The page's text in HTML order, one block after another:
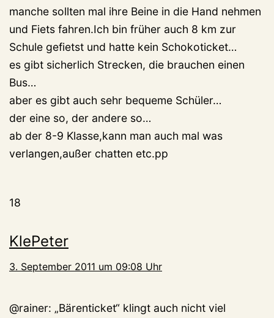
manche sollten mal ihre Beine in die Hand nehmen
und Fiets fahren.Ich bin früher auch 8 km zur
Schule gefietst und hatte kein Schokoticket…
es gibt sicherlich Strecken, die brauchen einen
Bus…
aber es gibt auch sehr bequeme Schüler…
der eine so, der andere so…
ab der 8-9 Klasse,kann man auch mal was
verlangen,außer chatten etc.pp
18
KlePeter
3. September 2011 um 09:08 Uhr
@rainer: „Bärenticket“ klingt auch nicht viel